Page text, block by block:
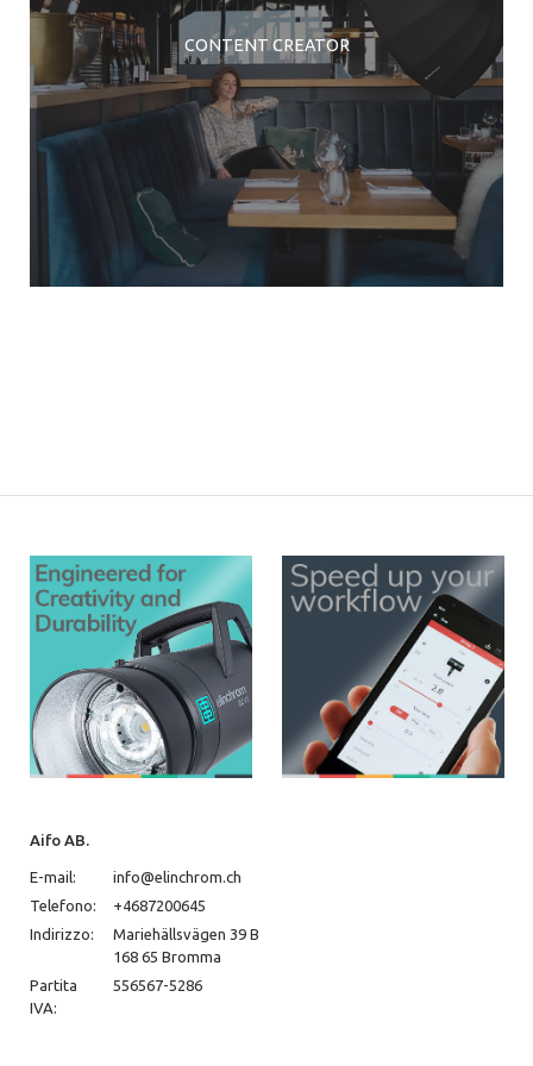
CONTENT CREATOR
Aifo AB.
E-mail:
info@elinchrom.ch
Telefono:
+4687200645
Indirizzo:
Mariehällsvägen 39 B
168 65 Bromma
Partita
IVA:
556567-5286